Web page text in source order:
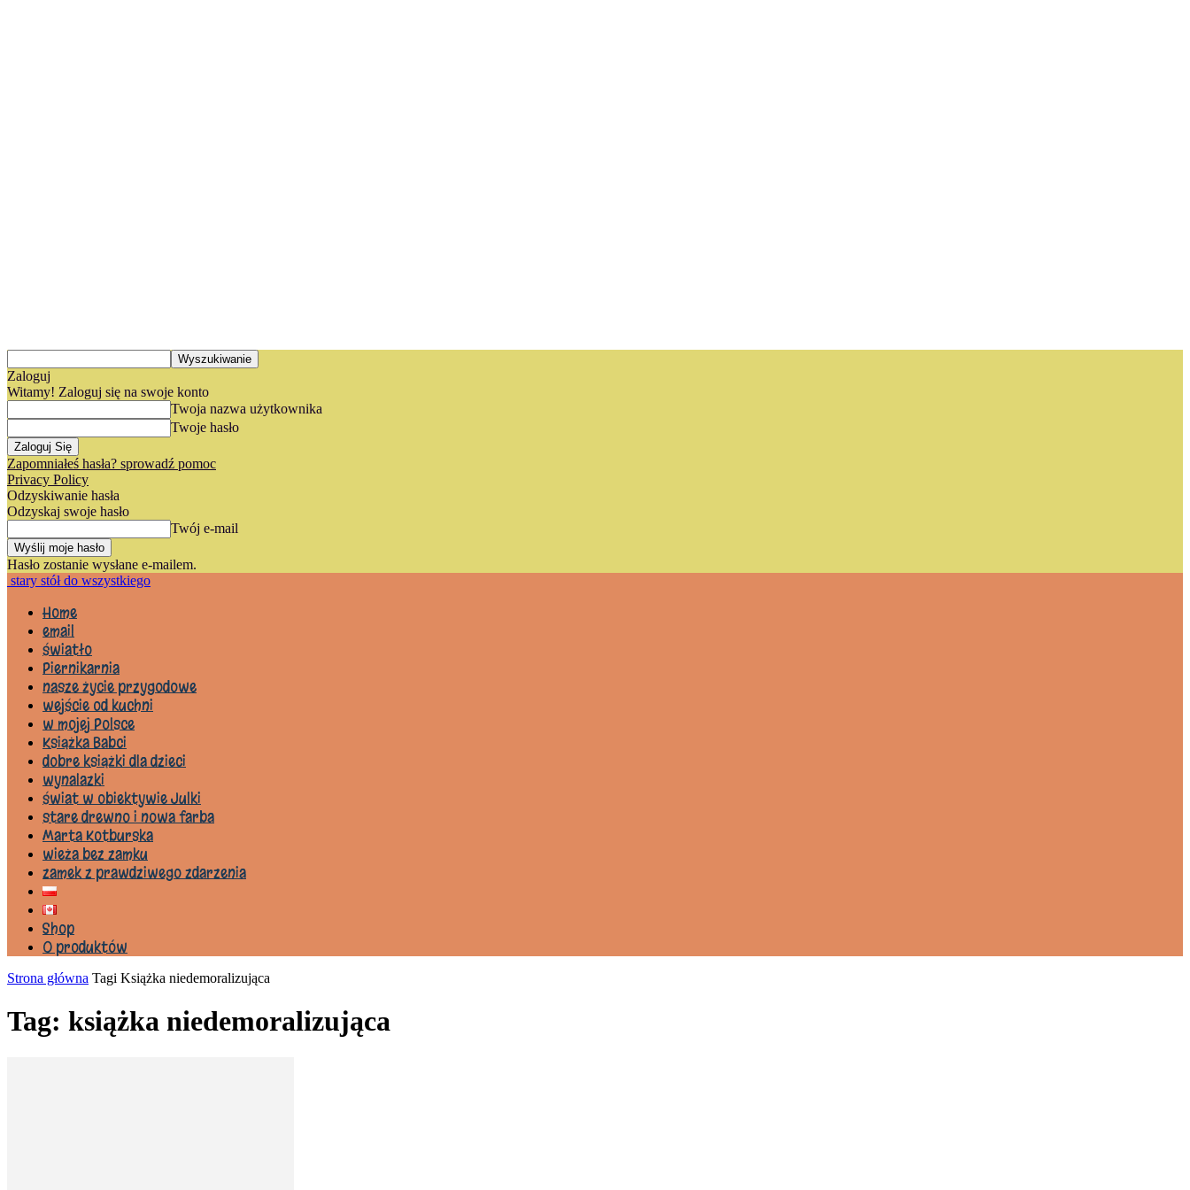
Zaloguj
Witamy! Zaloguj się na swoje konto
Twoja nazwa użytkownika
Twoje hasło
Zapomniałeś hasła? sprowadź pomoc
Privacy Policy
Odzyskiwanie hasła
Odzyskaj swoje hasło
Twój e-mail
Hasło zostanie wysłane e-mailem.
stary stół do wszystkiego
Home
email
światło
Piernikarnia
nasze życie przygodowe
wejście od kuchni
w mojej Polsce
Książka Babci
dobre książki dla dzieci
wynalazki
świat w obiektywie Julki
stare drewno i nowa farba
Marta Kotburska
wieża bez zamku
zamek z prawdziwego zdarzenia
Shop
0 produktów
Strona główna Tagi Książka niedemoralizująca
Tag: książka niedemoralizująca